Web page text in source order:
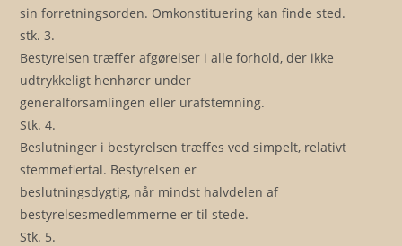
sin forretningsorden. Omkonstituering kan finde sted.
stk. 3.
Bestyrelsen træffer afgørelser i alle forhold, der ikke
udtrykkeligt henhører under
generalforsamlingen eller urafstemning.
Stk. 4.
Beslutninger i bestyrelsen træffes ved simpelt, relativt
stemmeflertal. Bestyrelsen er
beslutningsdygtig, når mindst halvdelen af
bestyrelsesmedlemmerne er til stede.
Stk. 5.